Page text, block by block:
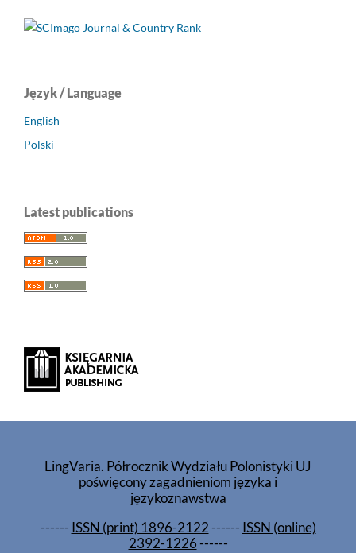
Język / Language
English
Polski
Latest publications
LingVaria. Półrocznik Wydziału Polonistyki UJ
poświęcony zagadnieniom języka i
językoznawstwa
------ ISSN (print) 1896-2122------ ISSN (online)
2392-1226------